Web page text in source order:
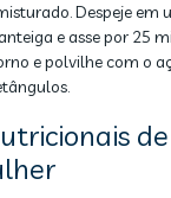
Despeje em
e asse por 25
e polvilhe com o